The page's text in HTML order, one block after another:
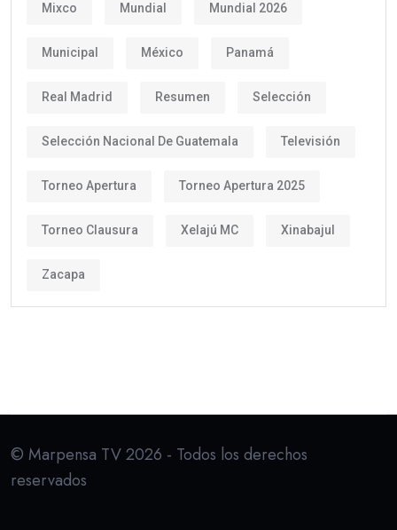
Mixco Mundial Mundial 2026
Municipal México Panamá
Real Madrid Resumen Selección
Selección Nacional De Guatemala Televisión
Torneo Apertura Torneo Apertura 2025
Torneo Clausura Xelajú MC Xinabajul
Zacapa
© Marpensa TV 2026 - Todos los derechos
reservados